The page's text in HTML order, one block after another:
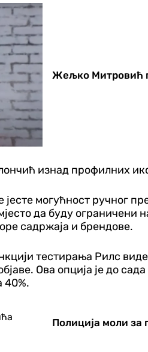
Жељко Митровић
изнад профилних
могућност ручног
да буду ограничени
садржаја и брендове.
тестирања Рилс
Ова опција је до
40%.
Полиција моли за